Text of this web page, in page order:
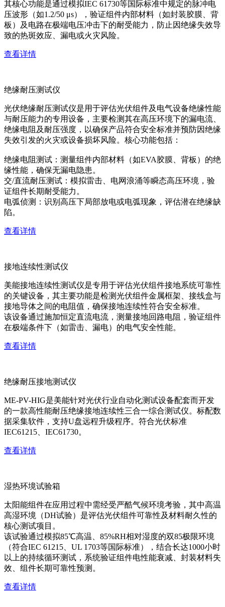
其核心功能是通过模拟IEC 61730等国际标准中规定的脉冲电
压波形（如1.2/50 μs），验证组件内部材料（如封装胶膜、背
板）及电路在极端电压冲击下的耐受能力，防止因绝缘失效导
致的热斑效应、漏电或火灾风险。
查看详情
绝缘耐压测试仪
光伏绝缘耐压测试仪是用于评估光伏组件及电气设备绝缘性能
与耐压能力的专用设备，主要检测其在高压环境下的漏电流、
绝缘电阻及耐压强度，以确保产品符合安全标准并预防因绝缘
失效引发的火灾或设备损坏风险。核心功能包括：
绝缘电阻测试：测量组件内部材料（如EVA胶膜、背板）的绝
缘性能，确保无漏电隐患。
交/直流耐压测试：模拟雷击、电网浪涌等瞬态高压环境，验
证组件长期耐受能力。
电弧侦测：识别高压下局部放电或电弧现象，评估潜在绝缘缺
陷。
查看详情
接地连续性测试仪
美能接地连续性测试仪是专用于评估光伏组件接地系统可靠性
的关键设备，其主要功能是检测光伏组件金属框架、接线盒与
接地导体之间的电阻值，确保接地连续性符合安全标准。
该设备通过施加恒定直流电流，测量接地回路电阻，验证组件
在极端条件下（如雷击、漏电）的电气安全性能。
查看详情
绝缘耐压接地测试仪
ME-PV-HIG是美能针对光伏行业自动化测试设备配套而开发
的一款高性能耐压绝缘接地连续性三合一综合测试仪。标配数
据采集软件，支持U盘远程升级程序。符合光伏标准
IEC61215、IEC61730。
查看详情
湿热环境试验箱
太阳能组件在应用过程中需经受严酷气候环境考验，其中高温
高湿环境（DH试验）是评估光伏组件可靠性及材料耐久性的
核心测试项目。
该试验通过模拟85℃高温、85%RH相对湿度的双85极限环境
（符合IEC 61215、UL 1703等国际标准），结合长达1000小时
以上的持续循环测试，系统验证组件电性能衰减、封装材料失
效、组件长期可靠性预测。
查看详情